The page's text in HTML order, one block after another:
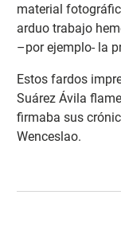
material
arduo trabajo
–por ejemplo- la
Estos fardos
Suárez Ávila
firmaba sus
Wenceslao.